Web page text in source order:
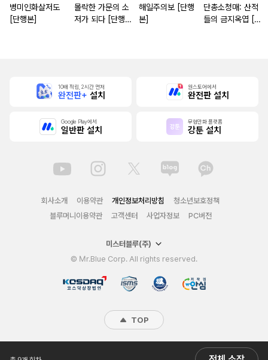
병미인화살저도
[단행본]
몰락한 가문의 소
저가 되다 [단행
해일주의보 [단행
본]
단총소청매: 산적
들의 금지옥엽 [단
10배 적립, 2시간 먼저
완전판+ 설치
원스토어에서
완전판 설치
Google Play에서
일반판 설치
무협만화 플랫폼
강툰 설치
회사소개 이용약관 개인정보처리방침
청소년보호정책
블루머니이용약관
고객센터 사업자정보 PC버전
미스터블루(주)
© Mr.Blue Corp. All rights reserved.
TOP